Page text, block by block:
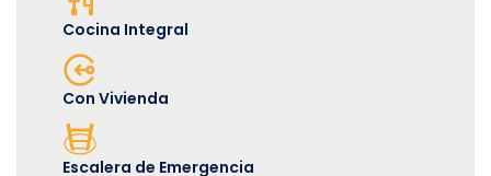
Cocina Integral
Con Vivienda
Escalera de Emergencia